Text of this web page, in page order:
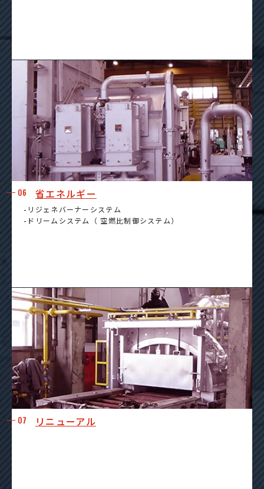
06 省エネルギー
-リジェネバーナーシステム
-ドリームシステム（ 空燃比制御システム）
07 リニューアル